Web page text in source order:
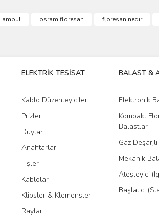
Gönder
ampul osram floresan floresan nedir
ELEKTRİK TESİSAT
Kablo Düzenleyiciler
Prizler
Duylar
Anahtarlar
Fişler
Kablolar
Klipsler & Klemensler
Raylar
BALAST &
Elektronik
Kompakt
Balastlar
Gaz
Mekanik
Ateşleyici
Başlatıcı